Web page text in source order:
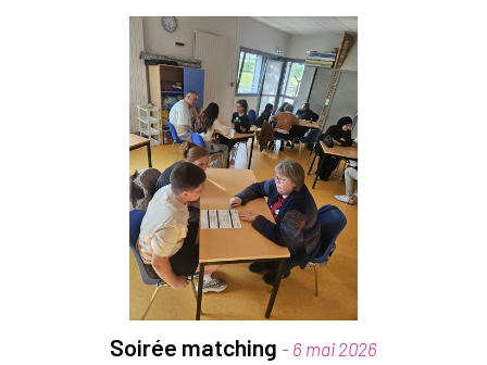
Soirée matching - 6 mai 2026